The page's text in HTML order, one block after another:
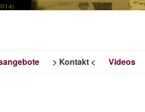
Kontakt Videos